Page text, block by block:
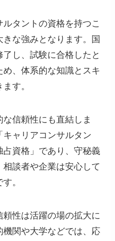
タントの資格を持つこ
な強みとなります。国
し、試験に合格したと
、体系的な知識とスキ
す。
信頼性にも直結しま
ャリアコンサルタン
占資格」であり、守秘義
談者や企業は安心して
。
性は活躍の場の拡大に
機関や大学などでは、応